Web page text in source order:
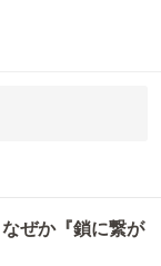
ぜか『鎖に繋が